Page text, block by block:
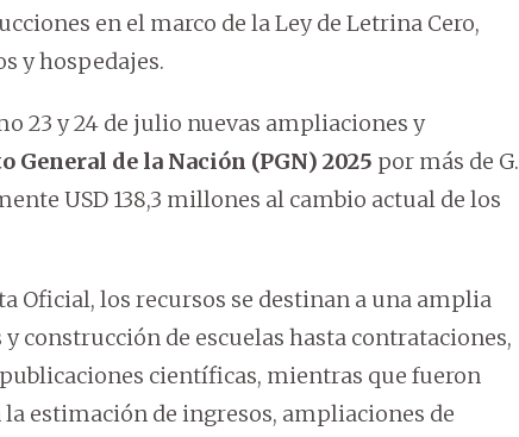
en el marco de la Ley de Letrina Cero,
y hospedajes.
23 y 24 de julio nuevas ampliaciones y
General de la Nación (PGN) 2025 por más de G.
USD 138,3 millones al cambio actual de los
Oficial, los recursos se destinan a una amplia
construcción de escuelas hasta contrataciones,
científicas, mientras que fueron
estimación de ingresos, ampliaciones de